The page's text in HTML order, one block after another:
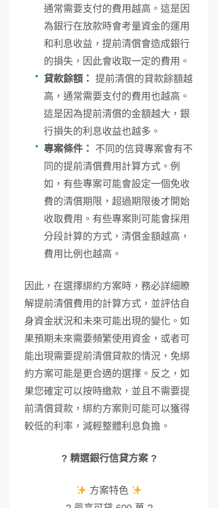
通常需要支付的費用越高。這是因
為銀行在放款時會考量資金的運用
和利息收益，提前清償會造成銀行
的損失，因此會收取一定的費用。
貸款餘額： 提前清償的貸款餘額越
高，通常需要支付的費用也越高。
這是因為提前清償的金額越大，銀
行損失的利息收益也越多。
專案條件：
不同的信貸專案會有不
同的提前清償費用計算方式。例
如，有些專案可能會設定一個免收
費的清償期限，超過期限後才開始
收取費用。有些專案則可能會採用
分段計算的方式，清償金額越高，
費用比例也越高。
因此，在選擇綁約方案時，務必詳細瞭
解提前清償費用的計算方式，並評估自
身資金狀況和未來可能出現的變化。如
果預期未來需要頻繁使用資金，或者可
能出現需要提前清償貸款的情況，免綁
約方案可能是更合適的選擇。反之，如
果您確定可以按時繳款，並且不需要提
前清償貸款，綁約方案則可能可以獲得
較低的利率，減輕整體利息負擔。
? 精選銀行信貸方案 ?
方案特色